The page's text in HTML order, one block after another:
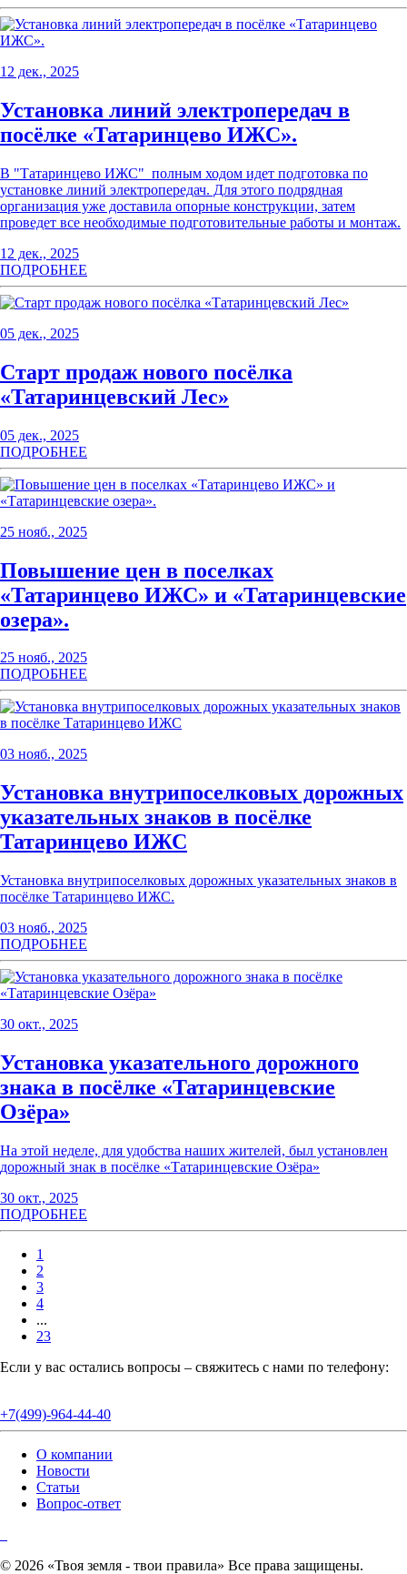
12 дек., 2025
Установка линий электропередач в
посёлке «Татаринцево ИЖС».
В "Татаринцево ИЖС" полным ходом идет подготовка по
установке линий электропередач. Для этого подрядная
организация уже доставила опорные конструкции, затем
проведет все необходимые подготовительные работы и монтаж.
12 дек., 2025
ПОДРОБНЕЕ
05 дек., 2025
Старт продаж нового посёлка
«Татаринцевский Лес»
05 дек., 2025
ПОДРОБНЕЕ
25 нояб., 2025
Повышение цен в поселках
«Татаринцево ИЖС» и «Татаринцевские
озера».
25 нояб., 2025
ПОДРОБНЕЕ
03 нояб., 2025
Установка внутрипоселковых дорожных
указательных знаков в посёлке
Татаринцево ИЖС
Установка внутрипоселковых дорожных указательных знаков в
посёлке Татаринцево ИЖС.
03 нояб., 2025
ПОДРОБНЕЕ
30 окт., 2025
Установка указательного дорожного
знака в посёлке «Татаринцевские
Озёра»
На этой неделе, для удобства наших жителей, был установлен
дорожный знак в посёлке «Татаринцевские Озёра»
30 окт., 2025
ПОДРОБНЕЕ
1
2
3
4
...
23
Если у вас остались вопросы – свяжитесь с нами по телефону:
+7(499)-964-44-40
О компании
Новости
Статьи
Вопрос-ответ
© 2026 «Твоя земля - твои правила» Все права защищены.